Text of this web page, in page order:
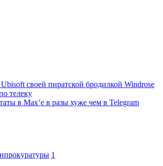
своей пиратской бродилкой Windrose
телеку
в Max’е в разы хуже чем в Telegram
1